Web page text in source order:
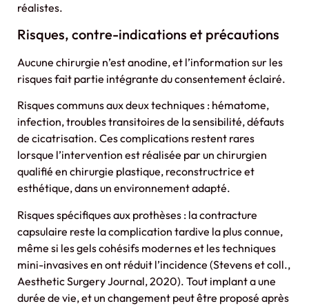
réalistes.
Risques, contre-indications et précautions
Aucune chirurgie n’est anodine, et l’information sur les
risques fait partie intégrante du consentement éclairé.
Risques communs aux deux techniques : hématome,
infection, troubles transitoires de la sensibilité, défauts
de cicatrisation. Ces complications restent rares
lorsque l’intervention est réalisée par un chirurgien
qualifié en chirurgie plastique, reconstructrice et
esthétique, dans un environnement adapté.
Risques spécifiques aux prothèses : la contracture
capsulaire reste la complication tardive la plus connue,
même si les gels cohésifs modernes et les techniques
mini-invasives en ont réduit l’incidence (Stevens et coll.,
Aesthetic Surgery Journal, 2020). Tout implant a une
durée de vie, et un changement peut être proposé après